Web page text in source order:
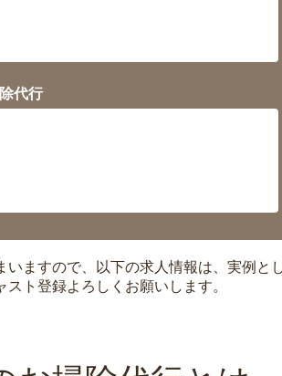
代行
ますので、以下の求人情報は、実例と
ト登録よろしくお願いします。